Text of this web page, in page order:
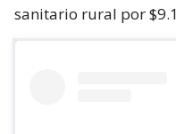
sanitario rural por